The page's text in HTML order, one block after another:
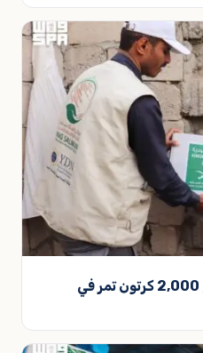
مركز الملك سلمان للإغاثة يوزّع 2,000 كرتون تمر في